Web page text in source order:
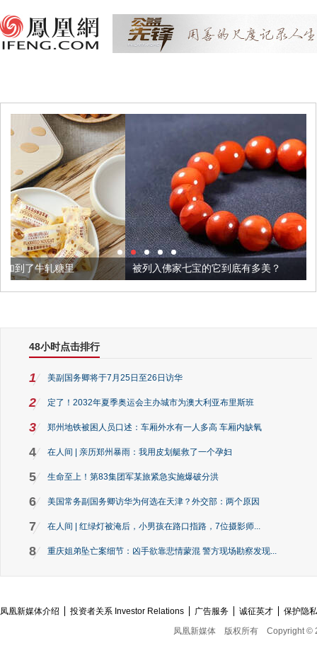
被列入佛家七宝的它到底有多美？
48小时点击排行
1 美副国务卿将于7月25日至26日访华
2 定了！2032年夏季奥运会主办城市为澳大利亚布里斯班
3 郑州地铁被困人员口述：车厢外水有一人多高 车厢内缺氧
4 在人间 | 亲历郑州暴雨：我用皮划艇救了一个孕妇
5 生命至上！第83集团军某旅紧急实施爆破分洪
6 美国常务副国务卿访华为何选在天津？外交部：两个原因
7 在人间 | 红绿灯被淹后，小男孩在路口指路，7位摄影师...
8 重庆姐弟坠亡案细节：凶手欲靠悲情蒙混 警方现场勘察发现...
凤凰新媒体介绍 投资者关系 Investor Relations 广告服务 诚征英才
保护隐
凤凰新媒体
版权所有 Copyright ©